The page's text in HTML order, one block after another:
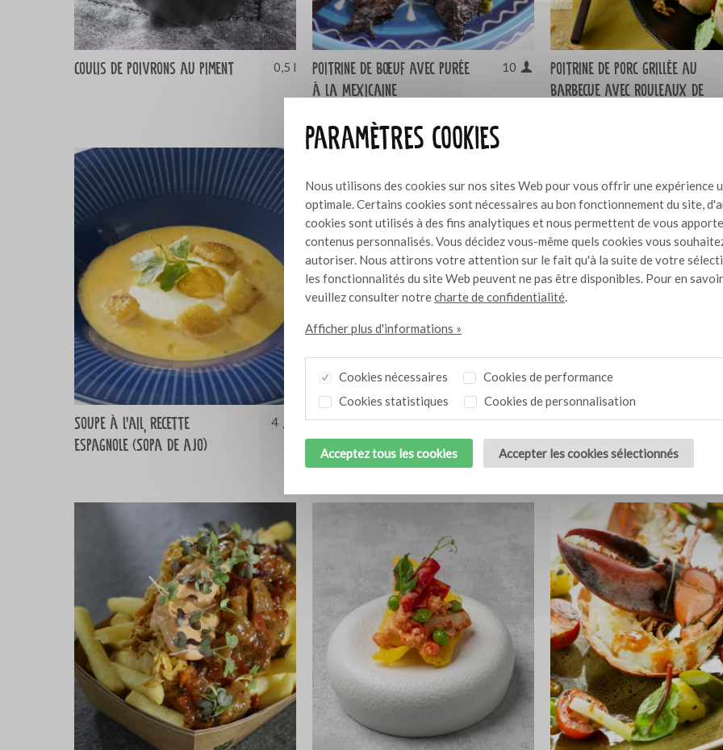
Paramètres cookies
Nous utilisons des cookies sur nos sites Web pour vous offrir une expérience
optimale. Certains cookies sont nécessaires au bon fonctionnement du site,
cookies sont utilisés à des fins analytiques et nous permettent de vous
contenus personnalisés. Vous décidez vous-même quels cookies vous
autoriser. Nous attirons votre attention sur le fait qu'à la suite de votre
les fonctionnalités du site Web peuvent ne pas être disponibles. Pour en
veuillez consulter notrecharte de confidentialité.
Afficher plus d'informations »
Cookies nécessaires
Cookies de performance
Cookies statistiques
Cookies de personnalisation
Acceptez tous les cookies Accepter les cookies sélectionnés
Coulis de poivrons au piment 0,5 l
Poitrine de bœuf avec purée
à la Mexicaine
10
Poitrine de porc grillée au
barbecue avec rouleaux de
Soupe à l’ail, recette
espagnole (Sopa de ajo)
4
Soupe aux tomates et
poivrons
1,5 l Acili ezme